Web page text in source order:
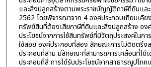
และสิ่งปลูกสร้างตามพระราชบัญญัติภาษีที่ดินแล
2562 โดยพิจารณาจาก 4 องค์ประกอบเทียบเคีย
ทรัพย์สินที่ต้องเสียภาษีที่ดินและสิ่งปลูกสร้าง อง
ประโยชน์จากการใช้สินทรัพย์ที่มีวัตถุประสงค์ในกา
ใช้สอย องค์ประกอบที่สอง ลักษณะการไม่ติดตรึ
ประกอบที่สาม มีลักษณะที่สามารถการเคลื่อนที่ได้
ประกอบที่สี่ การได้รับประโยชน์จากสาธารณูปโภ